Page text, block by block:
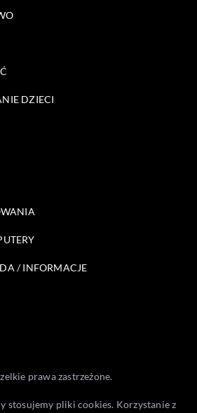
DZIECI
/ INFORMACJE
prawa zastrzeżone.
stosujemy pliki cookies. Korzystanie z